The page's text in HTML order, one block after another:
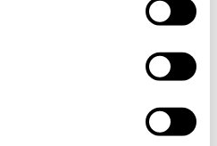
Signature Medium Jar
CHF 14.95